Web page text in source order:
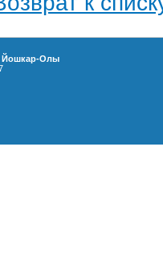
Йошкар-Олы